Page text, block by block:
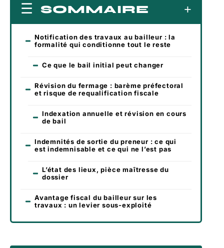
SOMMAIRE
Notification des travaux au bailleur : la
formalité qui conditionne tout le reste
Ce que le bail initial peut changer
Révision du fermage : barème préfectoral
et risque de requalification fiscale
Indexation annuelle et révision en cours
de bail
Indemnités de sortie du preneur : ce qui
est indemnisable et ce qui ne l’est pas
L’état des lieux, pièce maîtresse du
dossier
Avantage fiscal du bailleur sur les
travaux : un levier sous-exploité